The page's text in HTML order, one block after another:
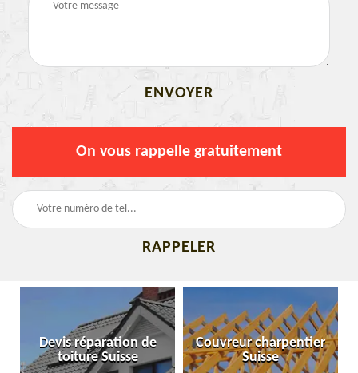
On vous rappelle gratuitement
Devis réparation de
toiture Suisse
Couvreur charpentier
Suisse